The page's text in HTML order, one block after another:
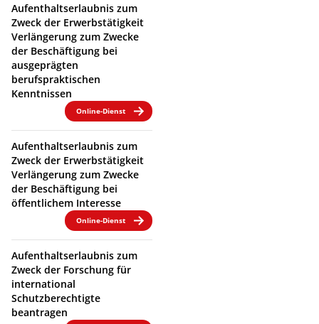
Aufenthaltserlaubnis zum
Zweck der Erwerbstätigkeit
Verlängerung zum Zwecke
der Beschäftigung bei
ausgeprägten
berufspraktischen
Kenntnissen
Online-Dienst
Aufenthaltserlaubnis zum
Zweck der Erwerbstätigkeit
Verlängerung zum Zwecke
der Beschäftigung bei
öffentlichem Interesse
Online-Dienst
Aufenthaltserlaubnis zum
Zweck der Forschung für
international
Schutzberechtigte
beantragen